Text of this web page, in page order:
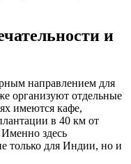
и
направлением для
организуют отдельные
имеются кафе,
в 40 км от
здесь
только для Индии, но и